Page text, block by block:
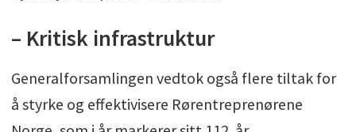
– Kritisk infrastruktur
Generalforsamlingen vedtok også flere tiltak for
å styrke og effektivisere Rørentreprenørene